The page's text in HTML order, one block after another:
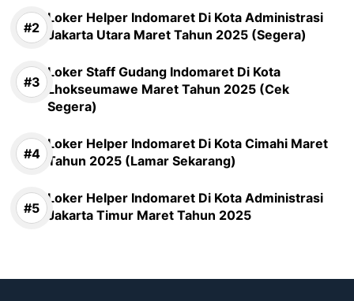
Loker Helper Indomaret Di Kota Administrasi
Jakarta Utara Maret Tahun 2025 (Segera)
Loker Staff Gudang Indomaret Di Kota
Lhokseumawe Maret Tahun 2025 (Cek
Segera)
Loker Helper Indomaret Di Kota Cimahi Maret
Tahun 2025 (Lamar Sekarang)
Loker Helper Indomaret Di Kota Administrasi
Jakarta Timur Maret Tahun 2025